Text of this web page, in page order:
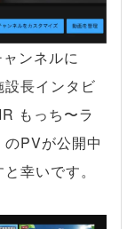
ンネルに
長インタビ
もっち〜ラ
PVが公開中
幸いです。